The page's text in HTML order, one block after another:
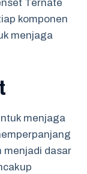
Ternate
komponen
menjaga
menjaga
menjadi dasar